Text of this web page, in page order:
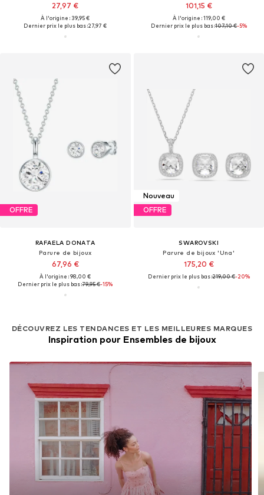
27,97 €
À l'origine : 39,95 €
Dernier prix le plus bas :27,97 €
101,15 €
À l'origine : 119,00 €
Dernier prix le plus bas :107,10 €-5%
OFFRE
RAFAELA DONATA
Parure de bijoux
67,96 €
À l'origine : 98,00 €
Dernier prix le plus bas :79,95 €-15%
Nouveau
OFFRE
SWAROVSKI
Parure de bijoux 'Una'
175,20 €
Dernier prix le plus bas :219,00 €-20%
DÉCOUVREZ LES TENDANCES ET LES MEILLEURES MARQUES
Inspiration pour Ensembles de bijoux